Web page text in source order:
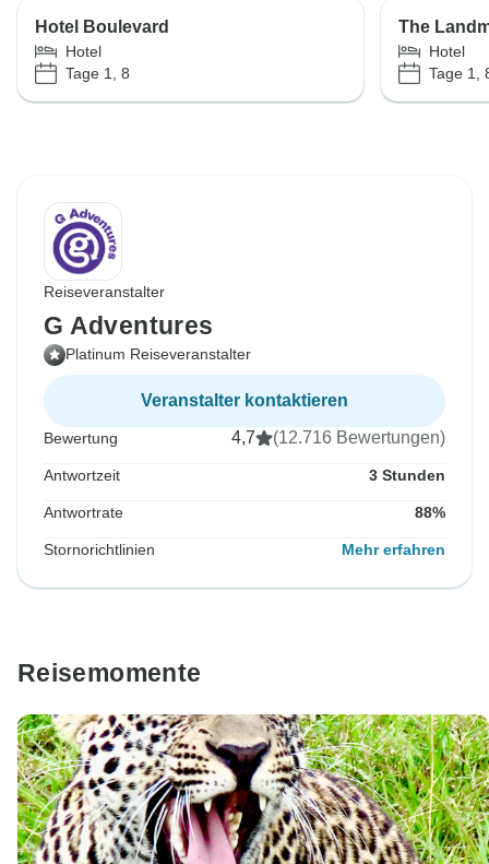
Hotel Boulevard
Hotel
Tage 1, 8
The
Hotel
Tage 1,
Reiseveranstalter
G Adventures
Platinum Reiseveranstalter
Veranstalter kontaktieren
Bewertung 4,7 (12.716 Bewertungen)
Antwortzeit 3 Stunden
Antwortrate 88%
Stornorichtlinien Mehr erfahren
Reisemomente